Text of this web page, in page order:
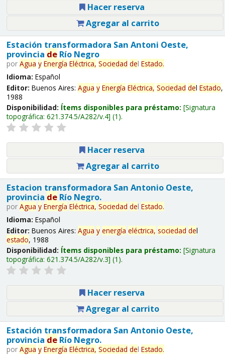
Hacer reserva
Agregar al carrito
Estación transformadora San Antoni Oeste,
provincia deRío Negro
por Agua y Energía Eléctrica, Sociedad del Estado.
Idioma: Español
Editor: Buenos Aires: Agua y Energía Eléctrica, Sociedad del Estado,
1988
Disponibilidad: Ítems disponibles para préstamo: Signatura
topográfica: 621.374.5/A282/v.4 (1).
Hacer reserva
Agregar al carrito
Estacion transformadora San Antonio Oeste,
provincia deRío Negro.
por Agua y Energía Eléctrica, Sociedad del Estado.
Idioma: Español
Editor: Buenos Aires: Agua y energía eléctrica, sociedad del
estado, 1988
Disponibilidad: Ítems disponibles para préstamo: Signatura
topográfica: 621.374.5/A282/v.3 (1).
Hacer reserva
Agregar al carrito
Estación transformadora San Antonio Oeste,
provincia deRío Negro.
por Agua y Energía Eléctrica, Sociedad del Estado.